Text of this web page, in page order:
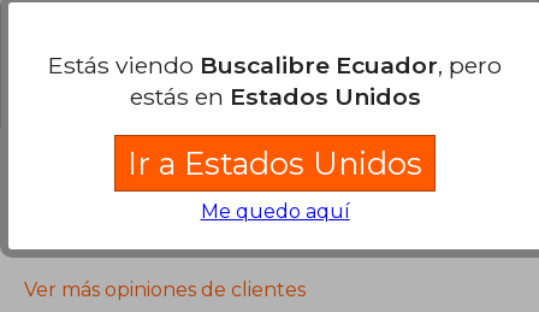
sesiónpara poder agregar tu propia pregunta.
Opiniones sobre Buscalibre
Ver más opiniones de clientes
Estás viendo Buscalibre Ecuador, pero
estás en Estados Unidos
Ir a Estados Unidos
Me quedo aquí